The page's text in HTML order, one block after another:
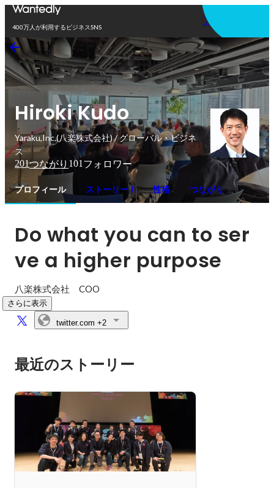
400万人が利用するビジネスSNS
アプリを使う
Hiroki Kudo
Yaraku,Inc.(八楽株式会社) / グローバル・ビジネ
ス
201つながり 101 フォロワー
プロフィール ストーリー 1 性格 つながり
Do what you can to ser
ve a higher purpose
八楽株式会社　COO
さらに表示
twitter.com +2
最近のストーリー